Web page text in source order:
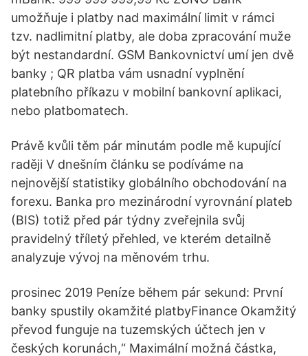
umožňuje i platby nad maximální limit v rámci
tzv. nadlimitní platby, ale doba zpracování muže
být nestandardní. GSM Bankovnictví umí jen dvě
banky ; QR platba vám usnadní vyplnění
platebního příkazu v mobilní bankovní aplikaci,
nebo platbomatech.
Právě kvůli těm pár minutám podle mě kupující
raději V dnešním článku se podíváme na
nejnovější statistiky globálního obchodování na
forexu. Banka pro mezinárodní vyrovnání plateb
(BIS) totiž před pár týdny zveřejnila svůj
pravidelný tříletý přehled, ve kterém detailně
analyzuje vývoj na měnovém trhu.
prosinec 2019 Peníze během pár sekund: První
banky spustily okamžité platbyFinance Okamžitý
převod funguje na tuzemských účtech jen v
českých korunách,“ Maximální možná částka,